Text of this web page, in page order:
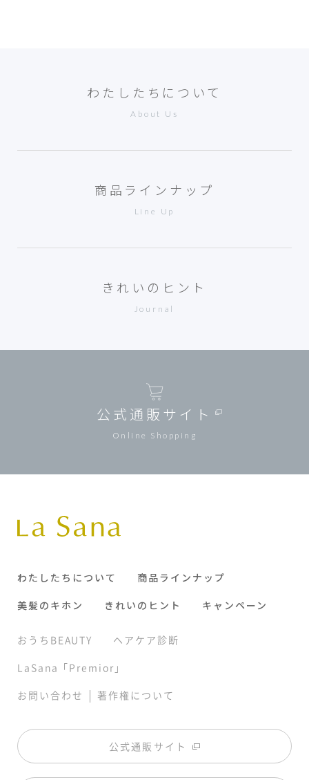
わたしたちについて
About Us
商品ラインナップ
Line Up
きれいのヒント
Journal
公式通販サイト
Online Shopping
わたしたちについて
商品ラインナップ
美髪のキホン
きれいのヒント キャンペーン
おうちBEAUTY
ヘアケア診断
LaSana「Premior」
お問い合わせ | 著作権について
公式通販サイト